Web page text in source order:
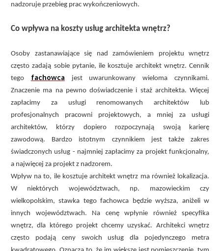
nadzoruje przebieg prac wykończeniowych.
Co wpływa na koszty usług architekta wnętrz?
Osoby zastanawiające się nad zamówieniem projektu wnętrz
często zadają sobie pytanie, ile kosztuje architekt wnętrz. Cennik
tego fachowca jest uwarunkowany wieloma czynnikami.
Znaczenie ma na pewno doświadczenie i staż architekta. Więcej
zapłacimy za usługi renomowanych architektów lub
profesjonalnych pracowni projektowych, a mniej za usługi
architektów, którzy dopiero rozpoczynają swoją karierę
zawodową. Bardzo istotnym czynnikiem jest także zakres
świadczonych usług - najmniej zapłacimy za projekt funkcjonalny,
a najwięcej za projekt z nadzorem.
Wpływ na to, ile kosztuje architekt wnętrz ma również lokalizacja.
W niektórych województwach, np. mazowieckim czy
wielkopolskim, stawka tego fachowca będzie wyższa, aniżeli w
innych województwach. Na cenę wpłynie również specyfika
wnętrz, dla którego projekt chcemy uzyskać. Architekci wnętrz
często podają ceny swoich usług dla pojedynczego metra